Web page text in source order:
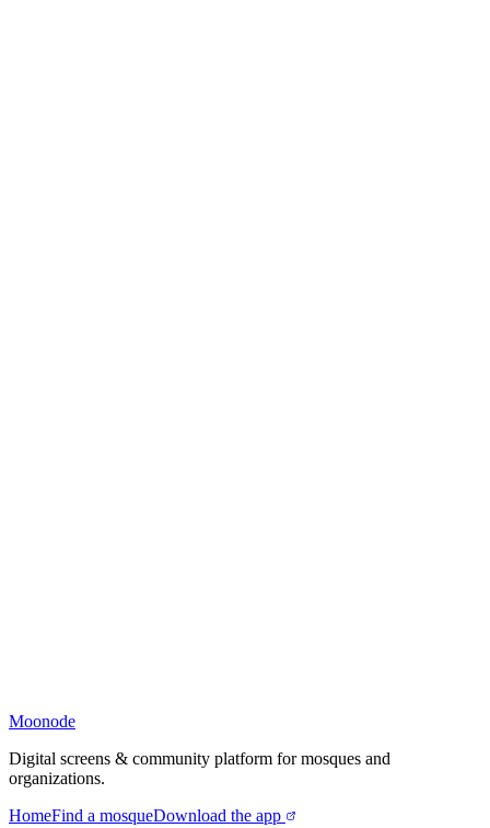
Moonode
Digital screens & community platform for mosques and
organizations.
HomeFind a mosqueDownload the app